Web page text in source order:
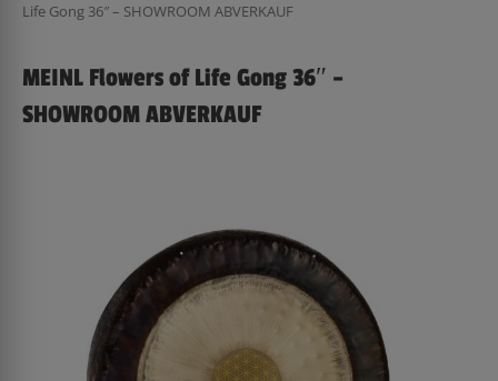
Life Gong 36″ – SHOWROOM ABVERKAUF
MEINL Flowers of Life Gong 36″ –
SHOWROOM ABVERKAUF